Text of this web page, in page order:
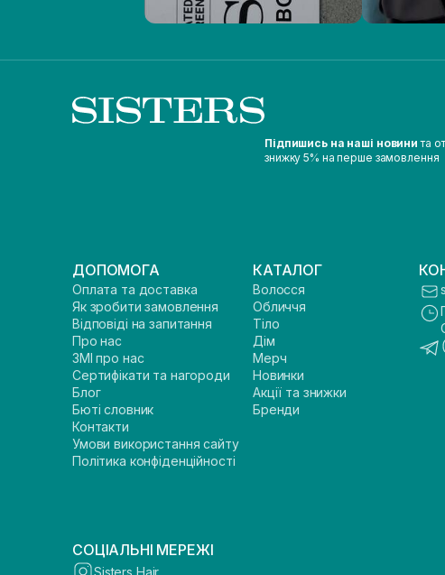
Підпишись на наші новини та
знижку 5% на перше замовлення
ДОПОМОГА
Оплата та доставка
Як зробити замовлення
Відповіді на запитання
Про нас
ЗМІ про нас
Сертифікати та нагороди
Блог
Бюті словник
Контакти
Умови використання сайту
Політика конфіденційності
КАТАЛОГ
Волосся
Обличчя
Тіло
Дім
Мерч
Новинки
Акції та знижки
Бренди
СОЦІАЛЬНІ МЕРЕЖІ
Sisters Hair